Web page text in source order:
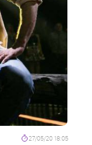
27/05/20 18:05